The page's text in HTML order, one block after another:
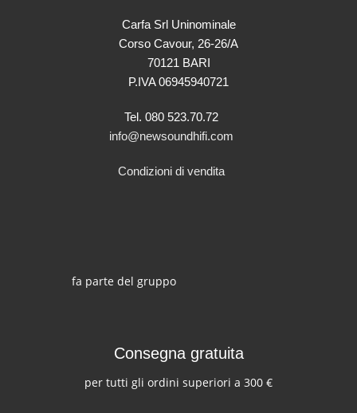
Carfa Srl Uninominale
Corso Cavour, 26-26/A
70121 BARI
P.IVA 06945940721
Tel. 080 523.70.72
info@newsoundhifi.com
Condizioni di vendita
fa parte del gruppo
Consegna gratuita
per tutti gli ordini superiori a 300 €